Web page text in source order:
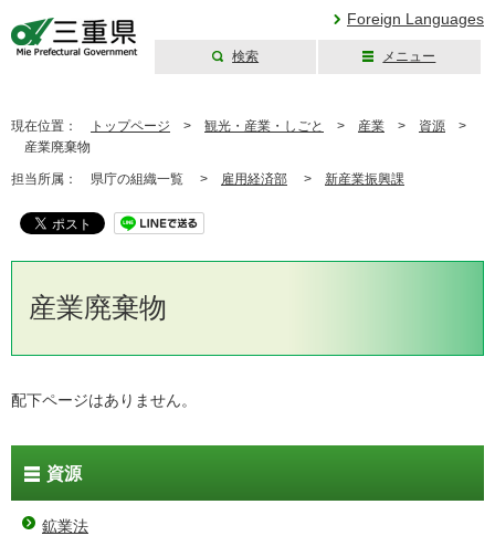
Foreign Languages
検索 メニュー
現在位置： トップページ > 観光・産業・しごと > 産業 > 資源 >
産業廃棄物
担当所属： 県庁の組織一覧 > 雇用経済部 > 新産業振興課
産業廃棄物
配下ページはありません。
資源
鉱業法